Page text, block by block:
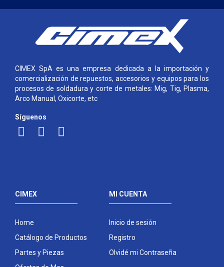
CIMEX SpA es una empresa dedicada a la importación y
comercialización de repuestos, accesorios y equipos para los
procesos de soldadura y corte de metales: Mig, Tig, Plasma,
Arco Manual, Oxicorte, etc
Síguenos
CIMEX
Home
Catálogo de Productos
Partes y Piezas
MI CUENTA
Inicio de sesión
Registro
Olvidé mi Contraseña